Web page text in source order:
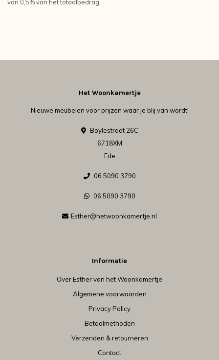
van 0,5% van het totaalbedrag.
Het Woonkamertje
Nieuwe meubelen voor prijzen waar je blij van wordt!
Boylestraat 26C
6718XM
Ede
06 5090 3790
06 5090 3790
Esther@hetwoonkamertje.nl
Informatie
Over Esther van het Woonkamertje
Algemene voorwaarden
Privacy Policy
Betaalmethoden
Verzenden & retourneren
Contact